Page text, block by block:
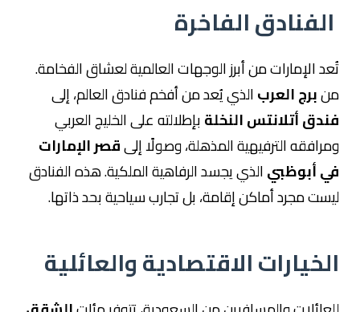
الفنادق الفاخرة
تُعد الإمارات من أبرز الوجهات العالمية لعشاق الفخامة.
منبرج العربالذي يُعد من أفخم فنادق العالم، إلى
فندق أتلانتس النخلةبإطلالته على الخليج العربي
ومرافقه الترفيهية المذهلة، وصولًا إلىقصر الإمارات
في أبوظبيالذي يجسد الرفاهية الملكية. هذه الفنادق
ليست مجرد أماكن إقامة، بل تجارب سياحية بحد ذاتها.
الخيارات الاقتصادية والعائلية